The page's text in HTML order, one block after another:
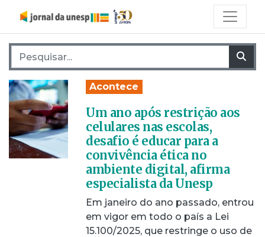
Pesquisar por:
Acontece
Um ano após restrição aos
celulares nas escolas,
desafio é educar para a
convivência ética no
ambiente digital, afirma
especialista da Unesp
Em janeiro do ano passado, entrou
em vigor em todo o país a Lei
15.100/2025, que restringe o uso de